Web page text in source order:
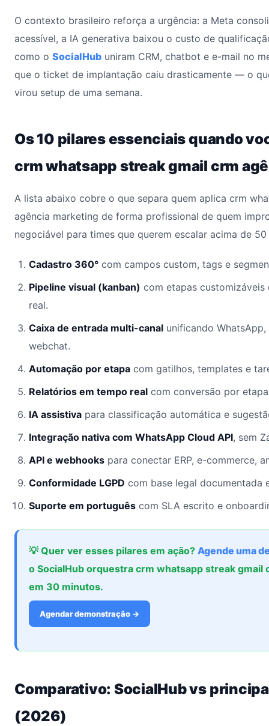
O contexto brasileiro reforça a urgência: a Meta
acessível, a IA generativa baixou o custo de
como o SocialHub uniram CRM, chatbot e e-mail no
que o ticket de implantação caiu drasticamente — o
virou setup de uma semana.
Os 10 pilares essenciais quando
crm whatsapp streak gmail crm
A lista abaixo cobre o que separa quem aplica crm
agência marketing de forma profissional de quem
negociável para times que querem escalar acima de
Cadastro 360° com campos custom, tags e
Pipeline visual (kanban) com etapas
real.
Caixa de entrada multi-canal unificando
webchat.
Automação por etapa com gatilhos, templates e
Relatórios em tempo real com conversão por
IA assistiva para classificação automática e
Integração nativa com WhatsApp Cloud API, sem
API e webhooks para conectar ERP, e-commerce,
Conformidade LGPD com base legal documentada
Suporte em português com SLA escrito e
💡 Quer ver esses pilares em ação? Agende uma
o SocialHub orquestra crm whatsapp streak gmail
em 30 minutos.
Agendar demonstração →
Comparativo: SocialHub vs
(2026)